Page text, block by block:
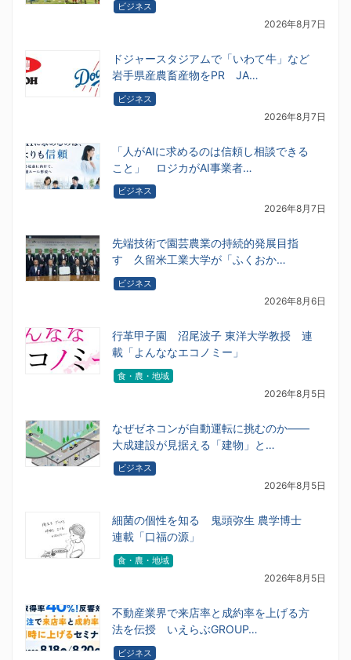
ビジネス
2026年8月7日
ドジャースタジアムで「いわて牛」など
岩手県産農畜産物をPR JA…
ビジネス
2026年8月7日
「人がAIに求めるのは信頼し相談できる
こと」 ロジカがAI事業者…
ビジネス
2026年8月7日
先端技術で園芸農業の持続的発展目指
す 久留米工業大学が「ふくおか…
ビジネス
2026年8月6日
行革甲子園 沼尾波子 東洋大学教授 連
載「よんななエコノミー」
食・農・地域
2026年8月5日
なぜゼネコンが自動運転に挑むのか――
大成建設が見据える「建物」と…
ビジネス
2026年8月5日
細菌の個性を知る 鬼頭弥生 農学博士
連載「口福の源」
食・農・地域
2026年8月5日
不動産業界で来店率と成約率を上げる方
法を伝授 いえらぶGROUP…
ビジネス